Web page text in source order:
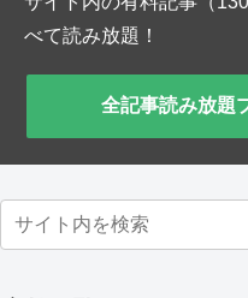
べて読み放題！
全記事読み放題